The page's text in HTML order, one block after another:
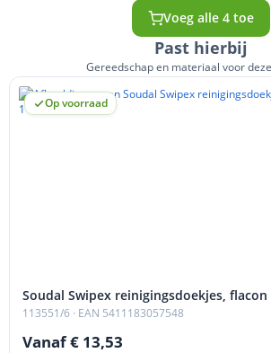
Voeg alle 4 toe
Past hierbij
Gereedschap en materiaal voor
Op voorraad
Soudal Swipex reinigingsdoekjes, flacon
113551/6 · EAN 5411183057548
Vanaf € 13,53